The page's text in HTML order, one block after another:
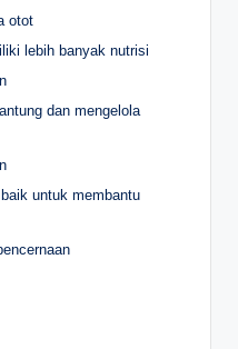
otot
lebih banyak nutrisi
dan mengelola
untuk membantu